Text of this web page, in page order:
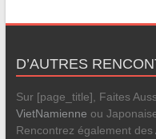
D’AUTRES
Sur [page_title], Faites
VietNamienne ou
Rencontrez également des